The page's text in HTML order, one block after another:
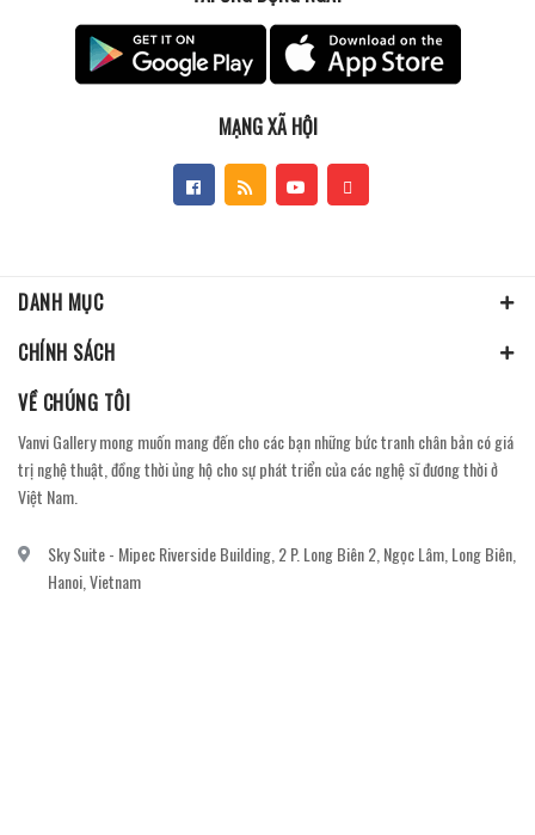
MẠNG XÃ HỘI
DANH MỤC
CHÍNH SÁCH
VỀ CHÚNG TÔI
Vanvi Gallery mong muốn mang đến cho các bạn những bức tranh chân bản có giá
trị nghệ thuật, đồng thời ủng hộ cho sự phát triển của các nghệ sĩ đương thời ở
Việt Nam.
Sky Suite - Mipec Riverside Building, 2 P. Long Biên 2, Ngọc Lâm, Long Biên,
Hanoi, Vietnam